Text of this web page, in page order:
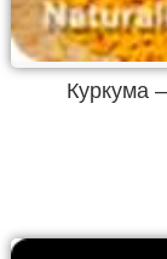
Куркума